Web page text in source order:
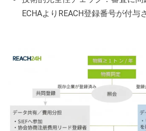
ECHAよりREACH登録番号が付与